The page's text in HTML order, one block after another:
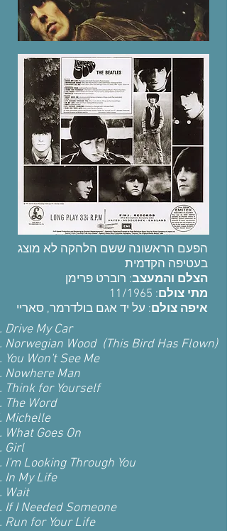
הפעם הראשונה ששם הלהקה לא מוצג
בעטיפה הקדמית
הצלם והמעצב: רוברט פרימן
מתי צולם: 11/1965
איפה צולם: על יד אגם בולדרמר, סאריי
Drive My Car
Norwegian Wood (This Bird Has Flown)
You Won't See Me
Nowhere Man
Think for Yourself
The Word
Michelle
What Goes On
Girl
I'm Looking Through You
In My Life
Wait
If I Needed Someone
Run for Your Life